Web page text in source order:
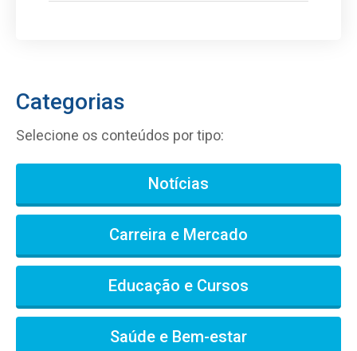
Categorias
Selecione os conteúdos por tipo:
Notícias
Carreira e Mercado
Educação e Cursos
Saúde e Bem-estar